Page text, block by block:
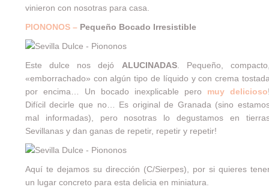
vinieron con nosotras para casa.
PIONONOS – Pequeño Bocado Irresistible
Este dulce nos dejó ALUCINADAS. Pequeño,
«emborrachado» con algún tipo de líquido y con crema
por encima… Un bocado inexplicable pero muy delicioso
Difícil decirle que no… Es original de Granada (sino
mal informadas), pero nosotras lo degustamos en
Sevillanas y dan ganas de repetir, repetir y repetir!
Aquí te dejamos su dirección (C/Sierpes), por si quieres
un lugar concreto para esta delicia en miniatura.